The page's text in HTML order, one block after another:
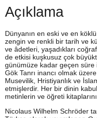
Açıklama
Dünyanın en eski ve en
zengin ve renkli bir tarih ve
ve âdetleri, yaşadıkları
de etkisi kuşkusuz çok
günümüze kadar geçen süre
Gök Tanrı inancı olmak
Musevilik, Hristiyanlık ve
etmişlerdir. Her bir dinin
metinlerin ve öğreti
Nicolaus Wilhelm Schröder